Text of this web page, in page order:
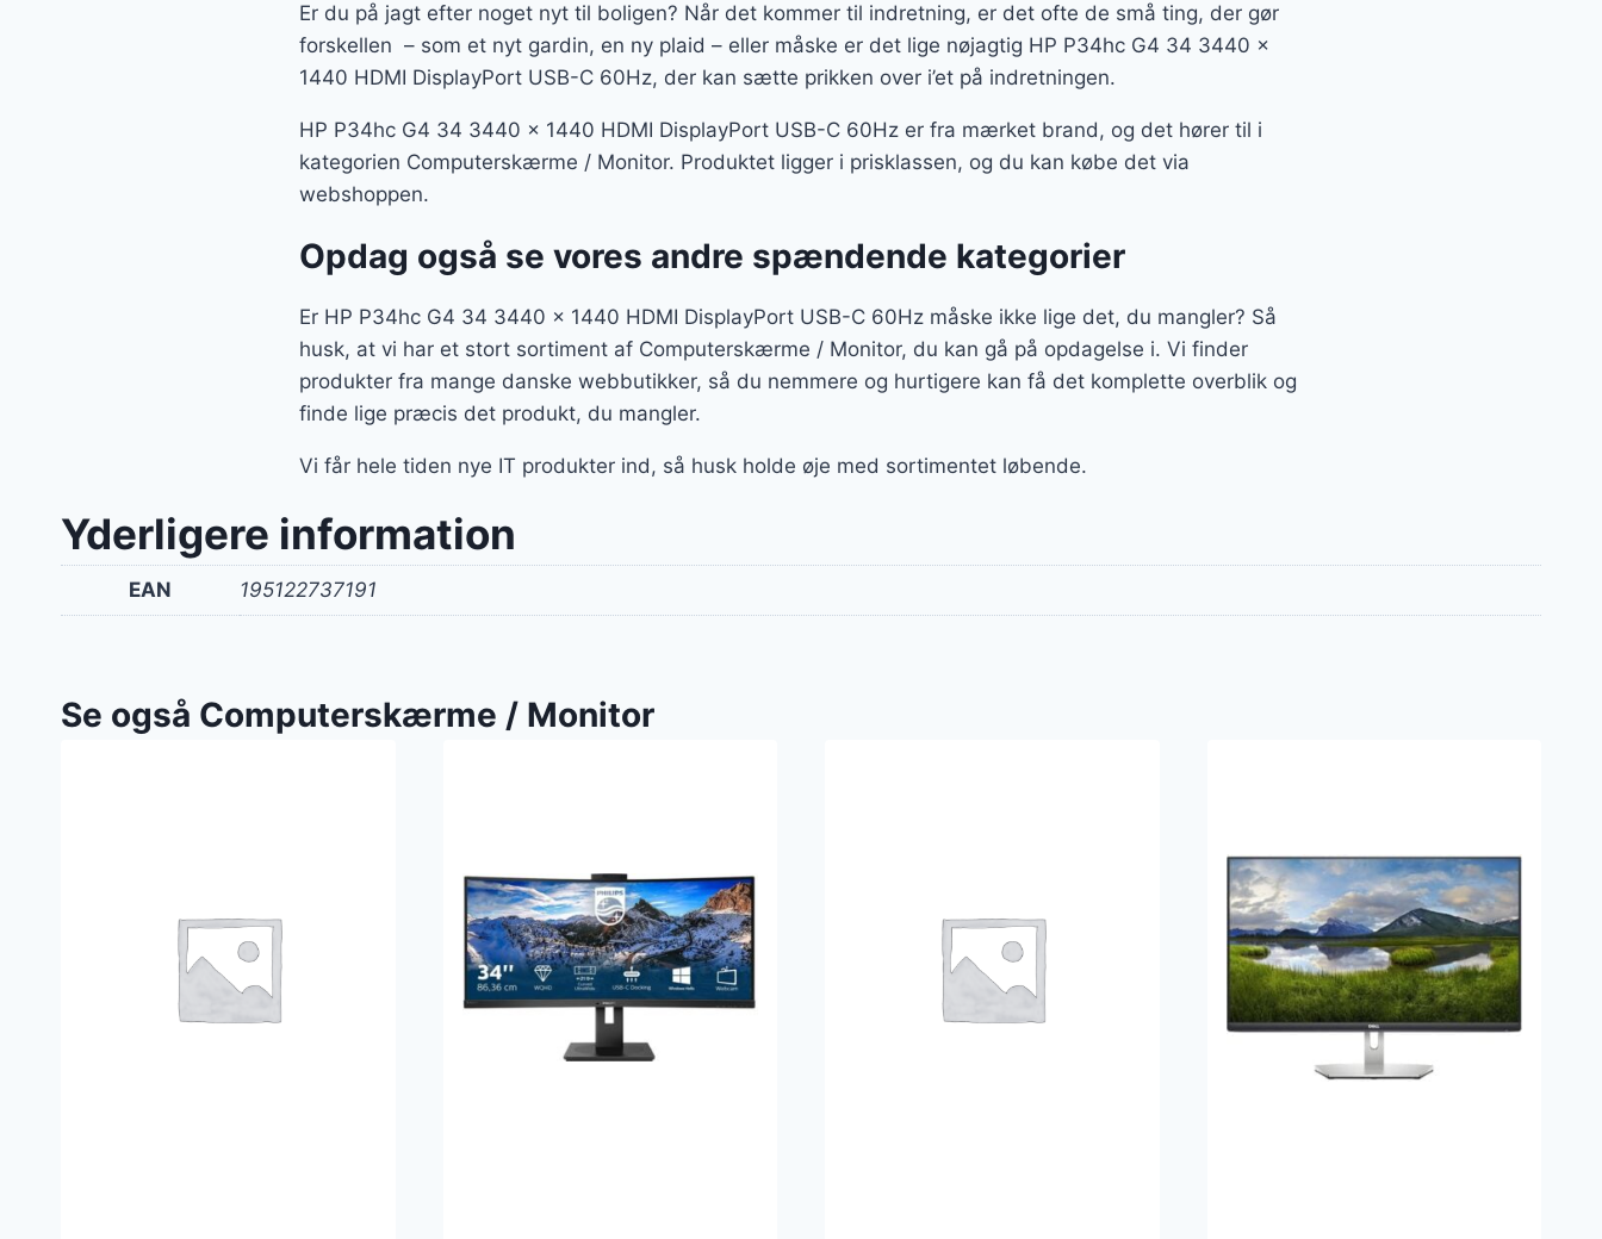
Er du på jagt efter noget nyt til boligen? Når det kommer til indretning, er det ofte de små ting, der gør
forskellen – som et nyt gardin, en ny plaid – eller måske er det lige nøjagtig HP P34hc G4 34 3440 x
1440 HDMI DisplayPort USB-C 60Hz, der kan sætte prikken over i’et på indretningen.
HP P34hc G4 34 3440 x 1440 HDMI DisplayPort USB-C 60Hz er fra mærket brand, og det hører til i
kategorien Computerskærme / Monitor. Produktet ligger i prisklassen, og du kan købe det via
webshoppen.
Opdag også se vores andre spændende kategorier
Er HP P34hc G4 34 3440 x 1440 HDMI DisplayPort USB-C 60Hz måske ikke lige det, du mangler? Så
husk, at vi har et stort sortiment af Computerskærme / Monitor, du kan gå på opdagelse i. Vi finder
produkter fra mange danske webbutikker, så du nemmere og hurtigere kan få det komplette overblik og
finde lige præcis det produkt, du mangler.
Vi får hele tiden nye IT produkter ind, så husk holde øje med sortimentet løbende.
Yderligere information
EAN 195122737191
Se også Computerskærme / Monitor